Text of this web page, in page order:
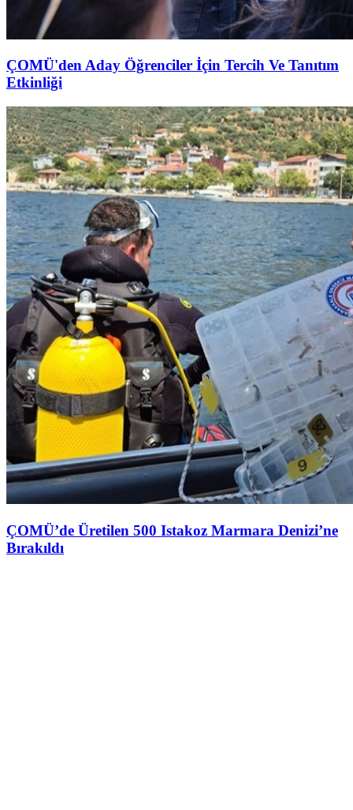
ÇOMÜ'den Aday Öğrenciler İçin Tercih Ve Tanıtım
Etkinliği
ÇOMÜ’de Üretilen 500 Istakoz Marmara Denizi’ne
Bırakıldı